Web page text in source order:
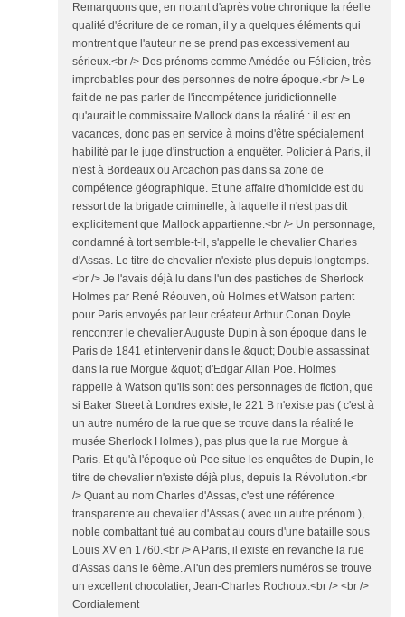
Remarquons que, en notant d'après votre chronique la réelle
qualité d'écriture de ce roman, il y a quelques éléments qui
montrent que l'auteur ne se prend pas excessivement au
sérieux.<br /> Des prénoms comme Amédée ou Félicien, très
improbables pour des personnes de notre époque.<br /> Le
fait de ne pas parler de l'incompétence juridictionnelle
qu'aurait le commissaire Mallock dans la réalité : il est en
vacances, donc pas en service à moins d'être spécialement
habilité par le juge d'instruction à enquêter. Policier à Paris, il
n'est à Bordeaux ou Arcachon pas dans sa zone de
compétence géographique. Et une affaire d'homicide est du
ressort de la brigade criminelle, à laquelle il n'est pas dit
explicitement que Mallock appartienne.<br /> Un personnage,
condamné à tort semble-t-il, s'appelle le chevalier Charles
d'Assas. Le titre de chevalier n'existe plus depuis longtemps.
<br /> Je l'avais déjà lu dans l'un des pastiches de Sherlock
Holmes par René Réouven, où Holmes et Watson partent
pour Paris envoyés par leur créateur Arthur Conan Doyle
rencontrer le chevalier Auguste Dupin à son époque dans le
Paris de 1841 et intervenir dans le &quot; Double assassinat
dans la rue Morgue &quot; d'Edgar Allan Poe. Holmes
rappelle à Watson qu'ils sont des personnages de fiction, que
si Baker Street à Londres existe, le 221 B n'existe pas ( c'est à
un autre numéro de la rue que se trouve dans la réalité le
musée Sherlock Holmes ), pas plus que la rue Morgue à
Paris. Et qu'à l'époque où Poe situe les enquêtes de Dupin, le
titre de chevalier n'existe déjà plus, depuis la Révolution.<br
/> Quant au nom Charles d'Assas, c'est une référence
transparente au chevalier d'Assas ( avec un autre prénom ),
noble combattant tué au combat au cours d'une bataille sous
Louis XV en 1760.<br /> A Paris, il existe en revanche la rue
d'Assas dans le 6ème. A l'un des premiers numéros se trouve
un excellent chocolatier, Jean-Charles Rochoux.<br /> <br />
Cordialement